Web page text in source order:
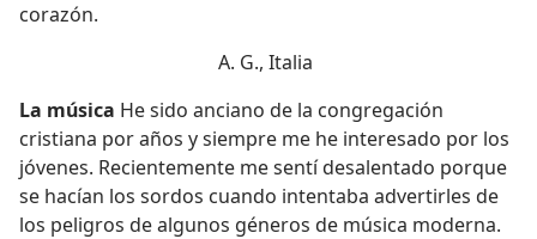
corazón.
A. G., Italia
La música
cristiana por años y siempre me he interesado por los
jóvenes. Recientemente me sentí desalentado porque
se hacían los sordos cuando intentaba advertirles de
los peligros de algunos géneros de música moderna.